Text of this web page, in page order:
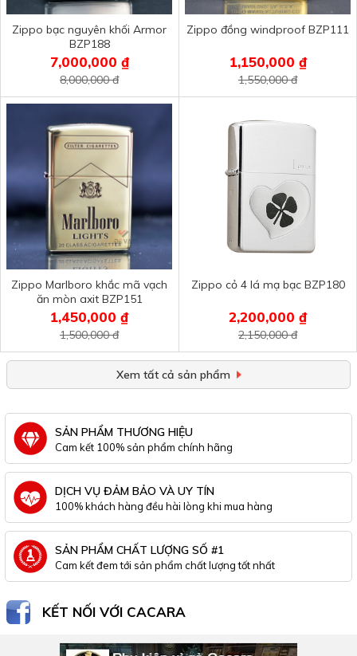
Zippo bạc nguyên khối Armor
BZP188
7,000,000 ₫
8,000,000 đ
Zippo đồng windproof BZP111
1,150,000 ₫
1,550,000 đ
Zippo Marlboro khắc mã vạch
ăn mòn axit BZP151
1,450,000 ₫
1,500,000 đ
Zippo cỏ 4 lá mạ bạc BZP180
2,200,000 ₫
2,150,000 đ
Xem tất cả sản phẩm
SẢN PHẨM THƯƠNG HIỆU
Cam kết 100% sản phẩm chính hãng
DỊCH VỤ ĐẢM BẢO VÀ UY TÍN
100% khách hàng đều hài lòng khi mua hàng
SẢN PHẨM CHẤT LƯỢNG SỐ #1
Cam kết đem tới sản phẩm chất lượng tốt nhất
KẾT NỐI VỚI CACARA